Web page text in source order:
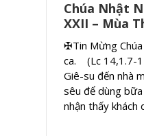
Chúa Nhật
XXII – Mùa
✠Tin Mừng
ca. (Lc 14,1.7-
Giê-su đến nhà
sêu để dùng
nhận thấy khách